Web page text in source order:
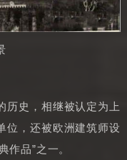
历史，相继被认定为上
位，还被欧洲建筑师设
作品”之一。